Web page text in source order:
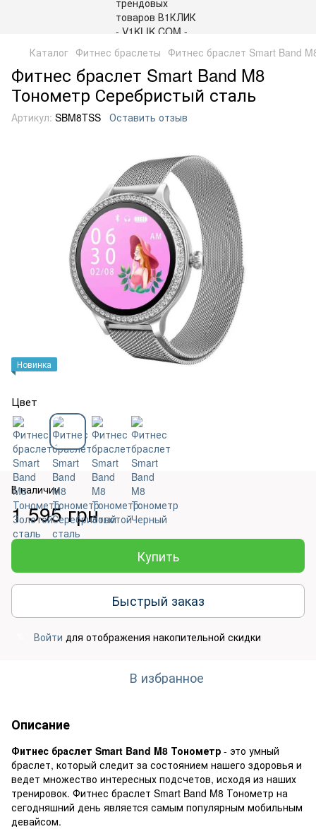
Каталог Фитнес браслеты Фитнес браслет Smart Band
Фитнес браслет Smart Band M8
Тонометр Серебристый сталь
Артикул: SBM8TSS Оставить отзыв
Новинка
Цвет
В наличии
1 595 грн
Купить
Быстрый заказ
Войти для отображения накопительной скидки
В избранное
Описание
Фитнес браслет Smart Band M8 Тонометр - это умный
браслет, который следит за состоянием нашего здоровья и
ведет множество интересных подсчетов, исходя из наших
тренировок. Фитнес браслет Smart Band M8 Тонометр на
сегодняшний день является самым популярным мобильным
девайсом.